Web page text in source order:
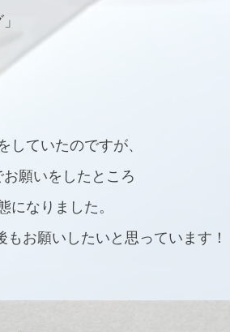
していたのですが、
願いをしたところ
になりました。
お願いしたいと思っています！